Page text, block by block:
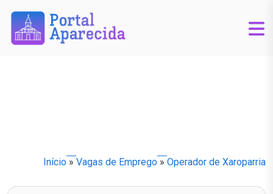
Início » Vagas de Emprego » Operador de Xaroparria